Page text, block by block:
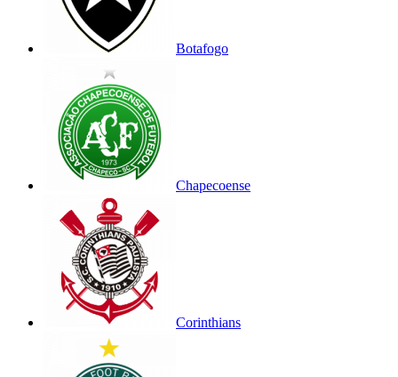
Botafogo
Chapecoense
Corinthians